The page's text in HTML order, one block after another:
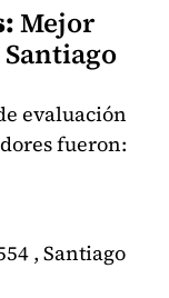
Mejor
evaluación
fueron:
, Santiago